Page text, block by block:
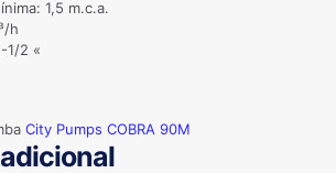
1,5 m.c.a.
h
1/2 «
City Pumps COBRA 90M